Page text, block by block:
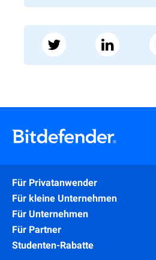
Für Privatanwender
Für kleine Unternehmen
Für Unternehmen
Für Partner
Studenten-Rabatte